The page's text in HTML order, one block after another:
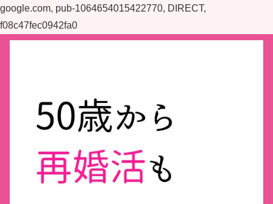
google.com, pub-1064654015422770, DIRECT,
f08c47fec0942fa0